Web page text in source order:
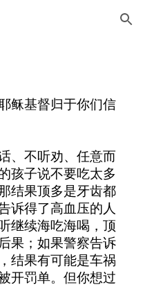
Skip to navigation
稣基督归于你们信
、不听劝、任意而
孩子说不要吃太多
结果顶多是牙齿都
诉得了高血压的人
继续海吃海喝，顶
果；如果警察告诉
结果有可能是车祸
开罚单。但你想过